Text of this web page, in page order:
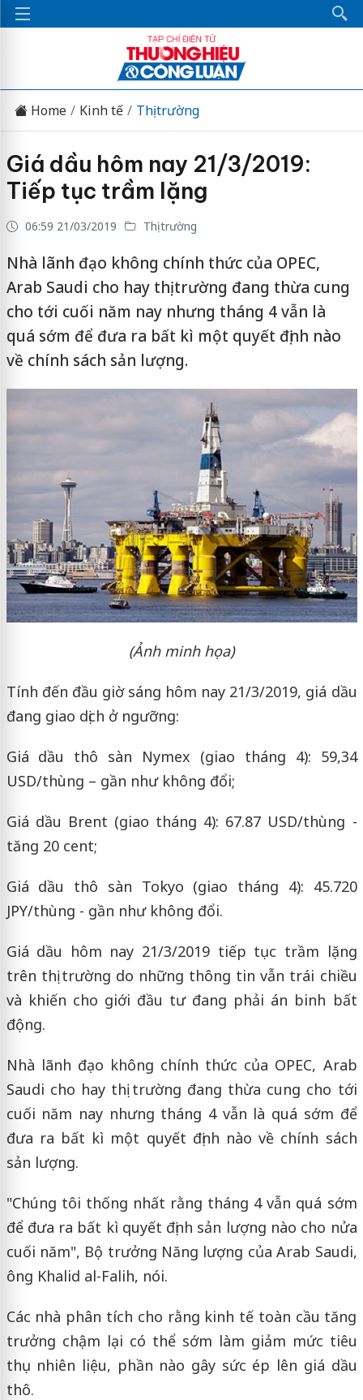
Home Kinh tế Thị trường
Giá dầu hôm nay 21/3/2019:
Tiếp tục trầm lặng
06:59 21/03/2019 Thị trường
Nhà lãnh đạo không chính thức của OPEC,
Arab Saudi cho hay thị trường đang thừa cung
cho tới cuối năm nay nhưng tháng 4 vẫn là
quá sớm để đưa ra bất kì một quyết định nào
về chính sách sản lượng.
(Ảnh minh họa)
Tính đến đầu giờ sáng hôm nay 21/3/2019, giá dầu
đang giao dịch ở ngưỡng:
Giá dầu thô sàn Nymex (giao tháng 4): 59,34
USD/thùng – gần như không đổi;
Giá dầu Brent (giao tháng 4): 67.87 USD/thùng -
tăng 20 cent;
Giá dầu thô sàn Tokyo (giao tháng 4): 45.720
JPY/thùng - gần như không đổi.
Giá dầu hôm nay 21/3/2019 tiếp tục trầm lặng
trên thị trường do những thông tin vẫn trái chiều
và khiến cho giới đầu tư đang phải án binh bất
động.
Nhà lãnh đạo không chính thức của OPEC, Arab
Saudi cho hay thị trường đang thừa cung cho tới
cuối năm nay nhưng tháng 4 vẫn là quá sớm để
đưa ra bất kì một quyết định nào về chính sách
sản lượng.
"Chúng tôi thống nhất rằng tháng 4 vẫn quá sớm
để đưa ra bất kì quyết định sản lượng nào cho nửa
cuối năm", Bộ trưởng Năng lượng của Arab Saudi,
ông Khalid al-Falih, nói.
Các nhà phân tích cho rằng kinh tế toàn cầu tăng
trưởng chậm lại có thể sớm làm giảm mức tiêu
thụ nhiên liệu, phần nào gây sức ép lên giá dầu
thô.